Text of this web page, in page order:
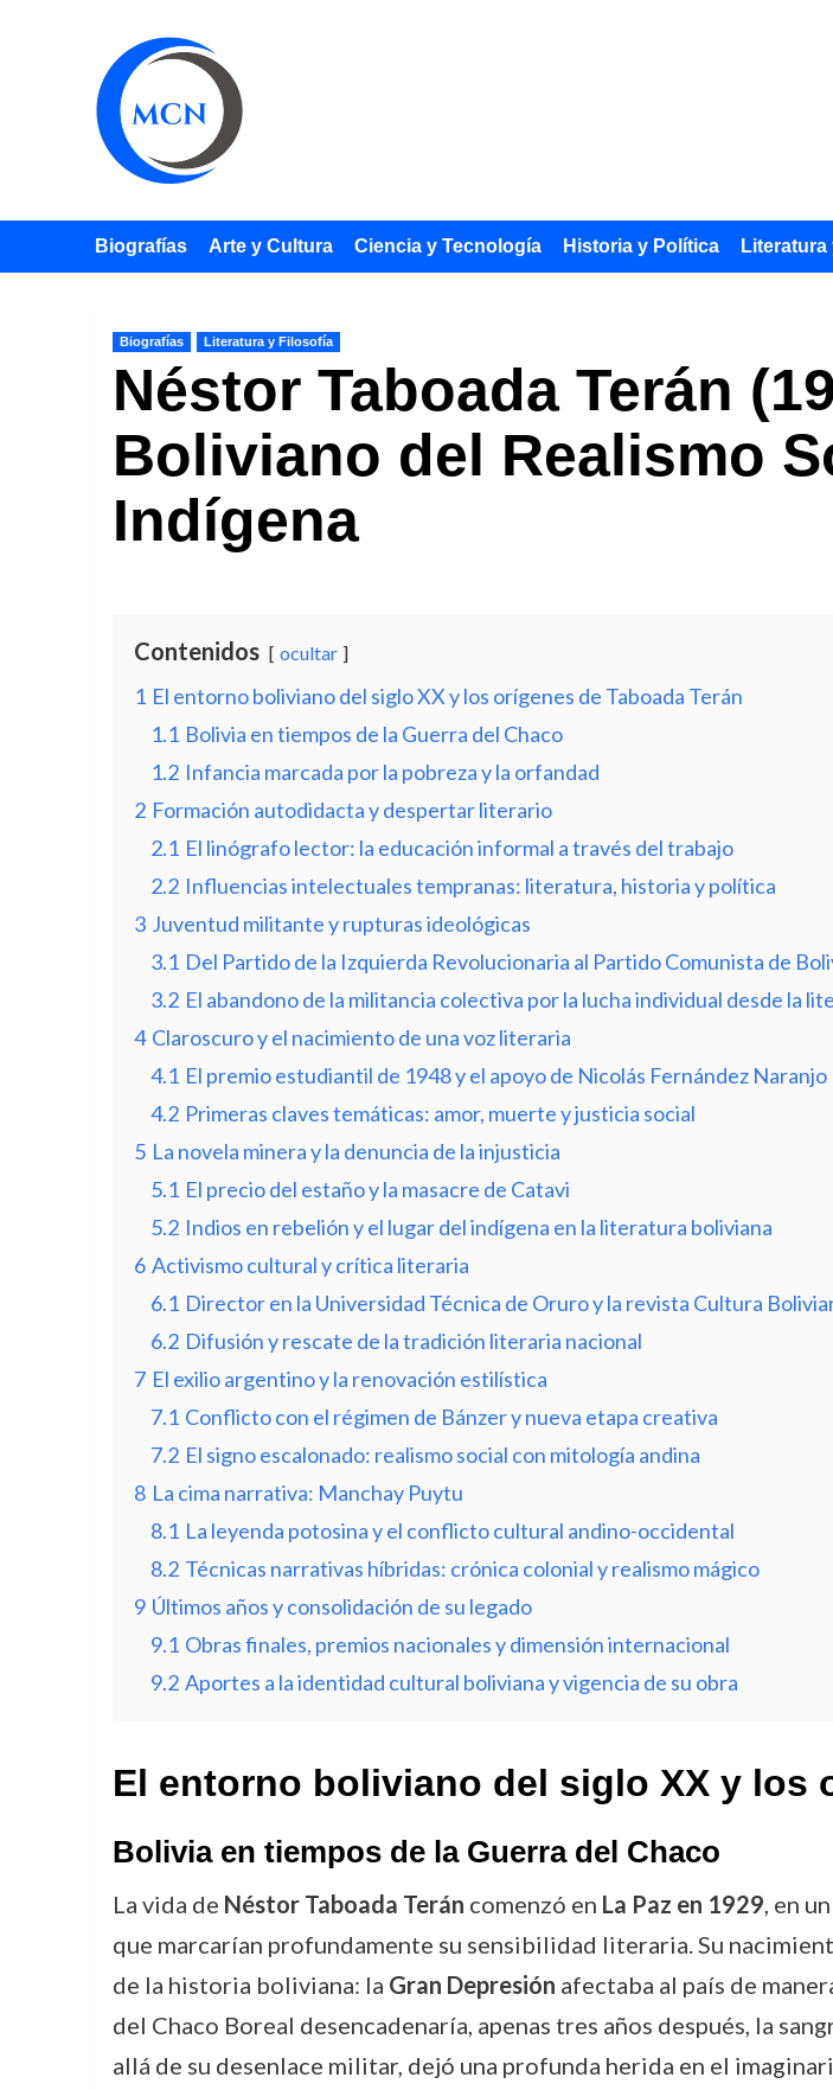
Biografías Arte y Cultura Ciencia y Tecnología Historia y Política
Biografías Literatura y Filosofía
Néstor Taboada Terán
Boliviano del Realismo
Indígena
Contenidos ocultar
1 El entorno boliviano del siglo XX y los orígenes de Taboada Terán
1.1 Bolivia en tiempos de la Guerra del Chaco
1.2 Infancia marcada por la pobreza y la orfandad
2 Formación autodidacta y despertar literario
2.1 El linógrafo lector: la educación informal a través del trabajo
2.2 Influencias intelectuales tempranas: literatura, historia y política
3 Juventud militante y rupturas ideológicas
3.1 Del Partido de la Izquierda Revolucionaria al Partido Comunista de
3.2 El abandono de la militancia colectiva por la lucha individual desde la
4 Claroscuro y el nacimiento de una voz literaria
4.1 El premio estudiantil de 1948 y el apoyo de Nicolás Fernández Naranjo
4.2 Primeras claves temáticas: amor, muerte y justicia social
5 La novela minera y la denuncia de la injusticia
5.1 El precio del estaño y la masacre de Catavi
5.2 Indios en rebelión y el lugar del indígena en la literatura boliviana
6 Activismo cultural y crítica literaria
6.1 Director en la Universidad Técnica de Oruro y la revista Cultura
6.2 Difusión y rescate de la tradición literaria nacional
7 El exilio argentino y la renovación estilística
7.1 Conflicto con el régimen de Bánzer y nueva etapa creativa
7.2 El signo escalonado: realismo social con mitología andina
8 La cima narrativa: Manchay Puytu
8.1 La leyenda potosina y el conflicto cultural andino-occidental
8.2 Técnicas narrativas híbridas: crónica colonial y realismo mágico
9 Últimos años y consolidación de su legado
9.1 Obras finales, premios nacionales y dimensión internacional
9.2 Aportes a la identidad cultural boliviana y vigencia de su obra
El entorno boliviano del siglo XX y los
Bolivia en tiempos de la Guerra del Chaco
La vida de Néstor Taboada Terán comenzó en La Paz en 1929, en
que marcarían profundamente su sensibilidad literaria. Su
de la historia boliviana: la Gran Depresión afectaba al país de
del Chaco Boreal desencadenaría, apenas tres años después, la
allá de su desenlace militar, dejó una profunda herida en el